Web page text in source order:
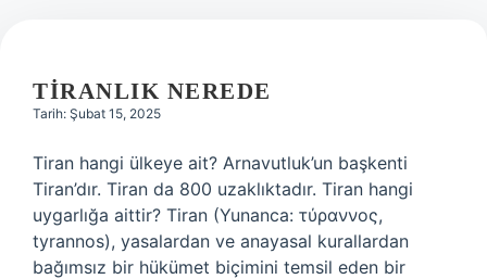
TIRANLIK NEREDE
Tarih: Şubat 15, 2025
Tiran hangi ülkeye ait? Arnavutluk’un başkenti
Tiran’dır. Tiran da 800 uzaklıktadır. Tiran hangi
uygarlığa aittir? Tiran (Yunanca: τύραννος,
tyrannos), yasalardan ve anayasal kurallardan
bağımsız bir hükümet biçimini temsil eden bir